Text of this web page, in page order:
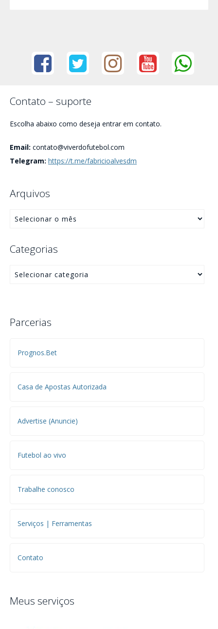
Contato – suporte
Escolha abaixo como deseja entrar em contato.
Email: contato@viverdofutebol.com
Telegram: https://t.me/fabricioalvesdm
Arquivos
Categorias
Parcerias
Prognos.Bet
Casa de Apostas Autorizada
Advertise (Anuncie)
Futebol ao vivo
Trabalhe conosco
Serviços | Ferramentas
Contato
Meus serviços